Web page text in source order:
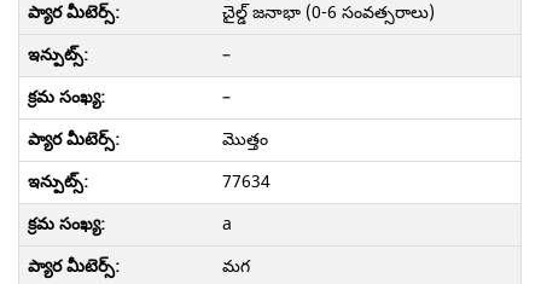
చైల్డ్ జనాభా (0-6 సంవత్సరాలు)
–
–
మొత్తం
77634
a
మగ